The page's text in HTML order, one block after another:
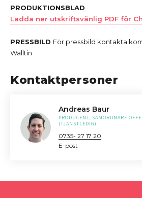
PRODUKTIONSBLAD
Ladda ner utskriftsvänlig PDF för
PRESSBILD För pressbild kontakta
Walltin
Kontaktpersoner
Andreas Baur
PRODUCENT, SAMORDNARE
(TJÄNSTLEDIG)
0735- 27 17 20
E-post